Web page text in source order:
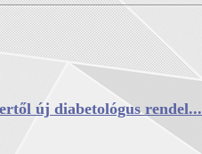
új diabetológus rendel...